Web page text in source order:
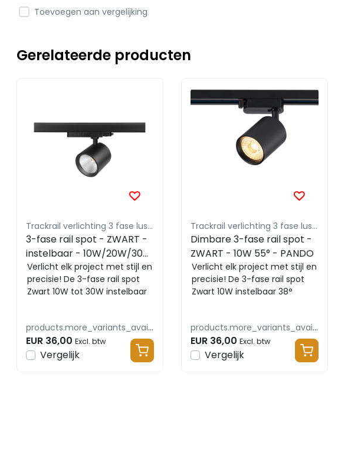
Toevoegen aan vergelijking
Gerelateerde producten
Trackrail verlichting 3 fase lusus - budget vriendelijke railverlichting
3-fase rail spot - ZWART -
instelbaar - 10W/20W/30W
38° - JASMIN -
2700/3000/4000K
Verlicht elk project met stijl en
precisie! De 3-fase rail spot
Zwart 10W tot 30W instelbaar
products.more_variants_available
EUR 36,00 Excl. btw
Vergelijk
Trackrail verlichting 3 fase lusus - budget vriendelijke railverlichting
Dimbare 3-fase rail spot -
ZWART - 10W 55° - PANDO
Verlicht elk project met stijl en
precisie! De 3-fase rail spot
Zwart 10W instelbaar 38°
products.more_variants_available
EUR 36,00 Excl. btw
Vergelijk